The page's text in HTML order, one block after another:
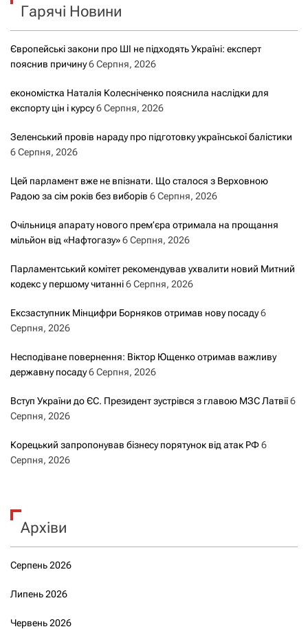
Гарячі Новини
Європейські закони про ШІ не підходять Україні: експерт
пояснив причину6 Серпня, 2026
економістка Наталія Колесніченко пояснила наслідки для
експорту цін і курсу6 Серпня, 2026
Зеленський провів нараду про підготовку української балістики
6 Серпня, 2026
Цей парламент вже не впізнати. Що сталося з Верховною
Радою за сім років без виборів 6 Серпня, 2026
Очільниця апарату нового прем’єра отримала на прощання
мільйон від «Нафтогазу»6 Серпня, 2026
Парламентський комітет рекомендував ухвалити новий Митний
кодекс у першому читанні6 Серпня, 2026
Ексзаступник Мінцифри Борняков отримав нову посаду6
Серпня, 2026
Несподіване повернення: Віктор Ющенко отримав важливу
державну посаду6 Серпня, 2026
Вступ України до ЄС. Президент зустрівся з главою МЗС Латвії6
Серпня, 2026
Корецький запропонував бізнесу порятунок від атак РФ6
Серпня, 2026
Архіви
Серпень 2026
Липень 2026
Червень 2026